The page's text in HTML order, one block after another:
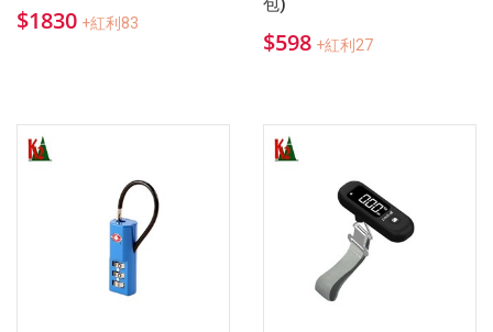
$1830 +紅利83
包)
$598 +紅利27